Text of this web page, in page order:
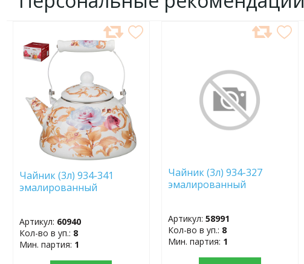
ДОБАВИТЬ
В
ИЗБРАННОЕ
Чайник (3л) 934-341
эмалированный
Артикул: 60940
Кол-во в уп.: 8
Мин. партия: 1
Чайник (3л) 934-327
эмалированный
Артикул:58991
Кол-во в уп.: 8
Мин. партия: 1